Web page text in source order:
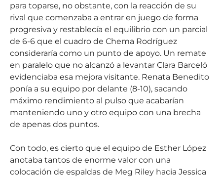
para toparse, no obstante, con la reacción de su
rival que comenzaba a entrar en juego de forma
progresiva y restablecía el equilibrio con un parcial
de 6-6 que el cuadro de Chema Rodríguez
consideraría como un punto de apoyo. Un remate
en paralelo que no alcanzó a levantar Clara Barceló
evidenciaba esa mejora visitante. Renata Benedito
ponía a su equipo por delante (8-10), sacando
máximo rendimiento al pulso que acabarían
manteniendo uno y otro equipo con una brecha
de apenas dos puntos.
Con todo, es cierto que el equipo de Esther López
anotaba tantos de enorme valor con una
colocación de espaldas de Meg Riley hacia Jessica